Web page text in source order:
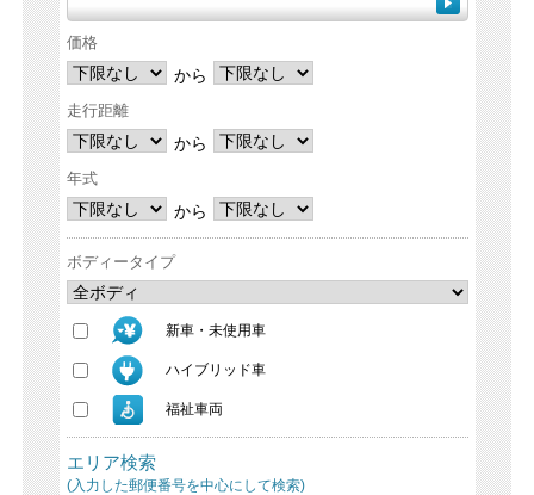
価格
から
走行距離
から
年式
から
ボディータイプ
新車・未使用車
ハイブリッド車
福祉車両
エリア検索
(入力した郵便番号を中心にして検索)